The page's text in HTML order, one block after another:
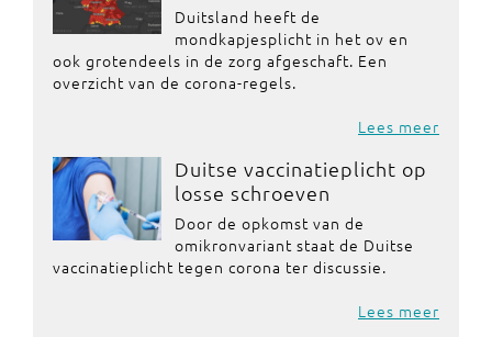
Duitsland heeft de
mondkapjesplicht in het ov en
ook grotendeels in de zorg afgeschaft. Een
overzicht van de corona-regels.
Lees meer
Duitse vaccinatieplicht op
losse schroeven
Door de opkomst van de
omikronvariant staat de Duitse
vaccinatieplicht tegen corona ter discussie.
Lees meer